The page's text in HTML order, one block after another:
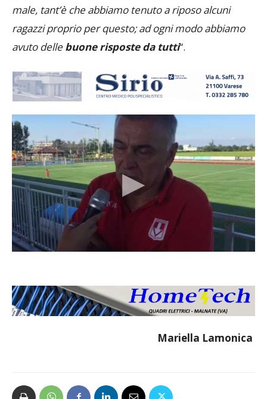
male, tant’è che abbiamo tenuto a riposo alcuni
ragazzi proprio per questo; ad ogni modo abbiamo
avuto delle buone risposte da tutti“.